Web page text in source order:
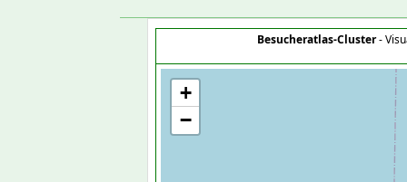
Besucheratlas-Cluster-
+
−